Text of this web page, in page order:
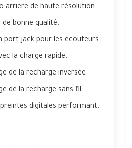
arrière de haute résolution.
bonne qualité.
port jack pour les écouteurs.
la charge rapide.
de la recharge inversée.
de la recharge sans fil.
digitales performant.